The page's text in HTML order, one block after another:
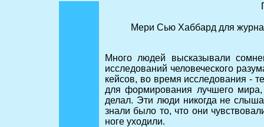
Мери Сью Хаббард для
Много людей высказывали
исследований человеческого
кейсов, во время исследования -
для формирования лучшего
делал. Эти люди никогда не
знали было то, что они
ноге уходили.